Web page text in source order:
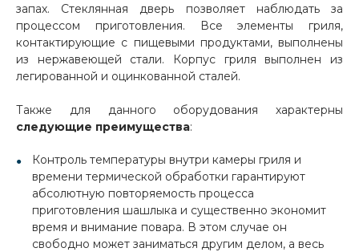
запах. Стеклянная дверь позволяет наблюдать за
процессом приготовления. Все элементы гриля,
контактирующие с пищевыми продуктами, выполнены
из нержавеющей стали. Корпус гриля выполнен из
легированной и оцинкованной сталей.
Также для данного оборудования характерны
следующие преимущества:
Контроль температуры внутри камеры гриля и
времени термической обработки гарантируют
абсолютную повторяемость процесса
приготовления шашлыка и существенно экономит
время и внимание повара. В этом случае он
свободно может заниматься другим делом, а весь